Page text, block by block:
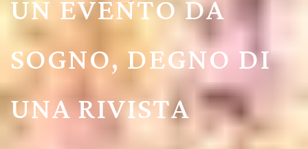
UN EVENTO DA
SOGNO, DEGNO DI
UNA RIVISTA